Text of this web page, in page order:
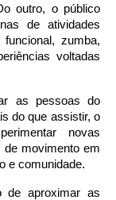
outro, o público
de atividades
zumba,
voltadas
as pessoas do
do que assistir, o
novas
de movimento em
e comunidade.
de aproximar as